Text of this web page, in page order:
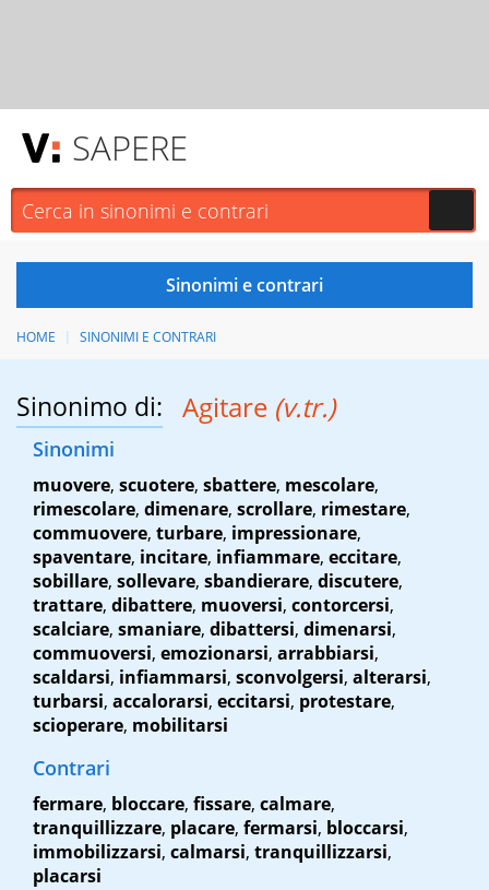
SAPERE
HOME SINONIMI E CONTRARI
Sinonimo di: Agitare (v.tr.)
Sinonimi
muovere, scuotere, sbattere, mescolare,
rimescolare, dimenare, scrollare, rimestare,
commuovere, turbare, impressionare,
spaventare, incitare, infiammare, eccitare,
sobillare, sollevare, sbandierare, discutere,
trattare, dibattere, muoversi, contorcersi,
scalciare, smaniare, dibattersi, dimenarsi,
commuoversi, emozionarsi, arrabbiarsi,
scaldarsi, infiammarsi, sconvolgersi, alterarsi,
turbarsi, accalorarsi, eccitarsi, protestare,
scioperare, mobilitarsi
Contrari
fermare, bloccare, fissare, calmare,
tranquillizzare, placare, fermarsi, bloccarsi,
immobilizzarsi, calmarsi, tranquillizzarsi,
placarsi